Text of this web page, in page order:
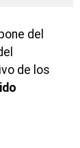
del
de los